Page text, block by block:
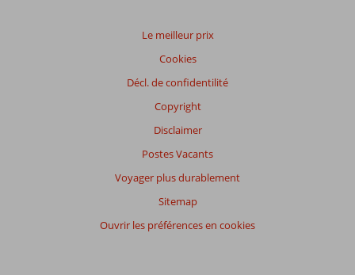
Le meilleur prix
Cookies
Décl. de confidentilité
Copyright
Disclaimer
Postes Vacants
Voyager plus durablement
Sitemap
Ouvrir les préférences en cookies